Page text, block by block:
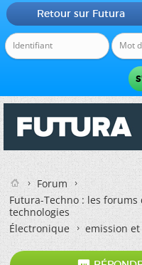
Retour sur Futura
Forum
Futura-Techno : les
technologies
Électronique
emission